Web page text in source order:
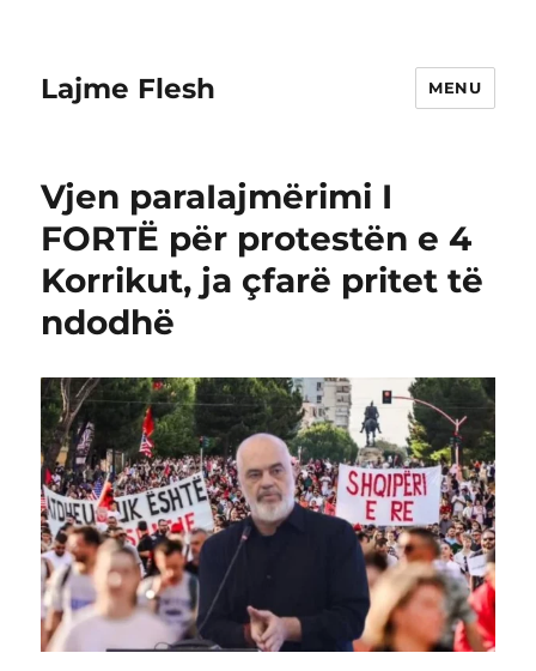
Lajme Flesh MENU
Vjen paraIajmërimi I
FORTË për protestën e 4
Korrikut, ja çfarë pritet të
ndodhë